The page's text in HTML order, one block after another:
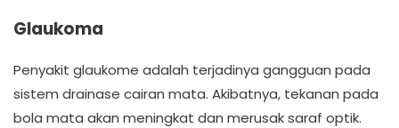
Glaukoma
Penyakit glaukome adalah terjadinya gangguan pada
sistem drainase cairan mata. Akibatnya, tekanan pada
bola mata akan meningkat dan merusak saraf optik.